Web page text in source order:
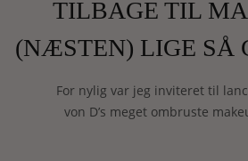
TILBAGE TIL
(NÆSTEN) LIGE SÅ
For nylig var jeg inviteret til
von D’s meget ombruste